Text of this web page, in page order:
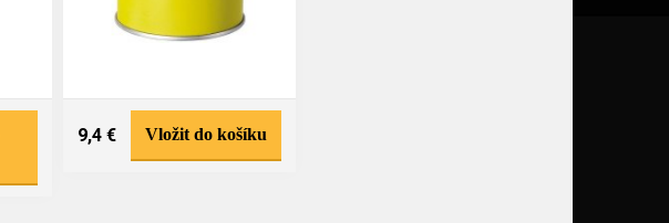
9,4 € Vložit do košíku